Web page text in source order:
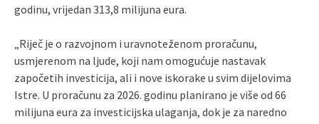
godinu, vrijedan 313,8 milijuna eura.
„Riječ je o razvojnom i uravnoteženom proračunu,
usmjerenom na ljude, koji nam omogućuje nastavak
započetih investicija, ali i nove iskorake u svim dijelovima
Istre. U proračunu za 2026. godinu planirano je više od 66
milijuna eura za investicijska ulaganja, dok je za naredno